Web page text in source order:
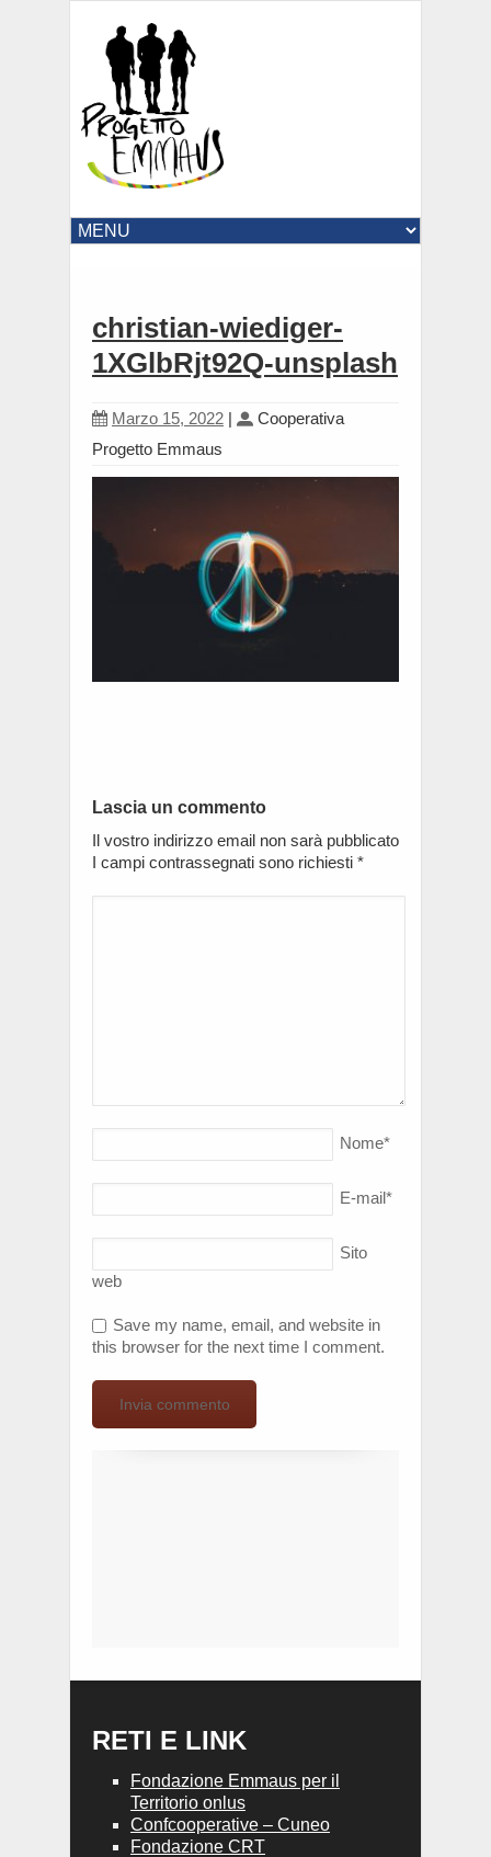
christian-wiediger-
1XGlbRjt92Q-unsplash
Marzo 15, 2022 |
Cooperativa
Progetto Emmaus
Lascia un commento
Il vostro indirizzo email non sarà pubblicato
I campi contrassegnati sono richiesti *
Nome*
E-mail*
Sito
web
Save my name, email, and website in
this browser for the next time I comment.
RETI E LINK
Fondazione Emmaus per il
Territorio onlus
Confcooperative – Cuneo
Fondazione CRT